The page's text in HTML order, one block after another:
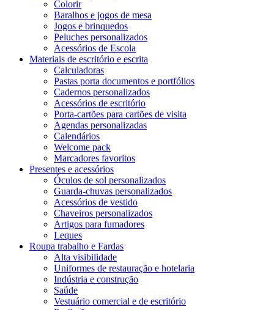
Colorir
Baralhos e jogos de mesa
Jogos e brinquedos
Peluches personalizados
Acessórios de Escola
Materiais de escritório e escrita
Calculadoras
Pastas porta documentos e portfólios
Cadernos personalizados
Acessórios de escritório
Porta-cartões para cartões de visita
Agendas personalizadas
Calendários
Welcome pack
Marcadores favoritos
Presentes e acessórios
Óculos de sol personalizados
Guarda-chuvas personalizados
Acessórios de vestido
Chaveiros personalizados
Artigos para fumadores
Leques
Roupa trabalho e Fardas
Alta visibilidade
Uniformes de restauração e hotelaria
Indústria e construção
Saúde
Vestuário comercial e de escritório